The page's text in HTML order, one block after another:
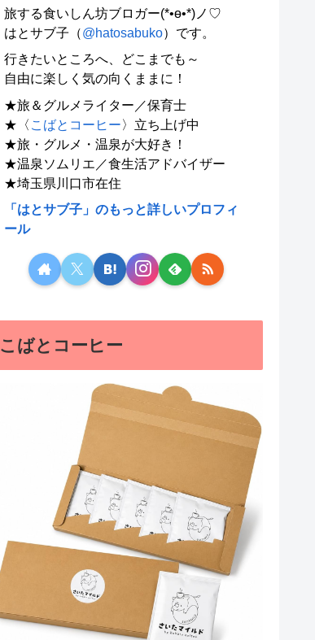
旅する食いしん坊ブロガー(*•ө•*)ノ♡
はとサブ子（@hatosabuko）です。
行きたいところへ、どこまでも～
自由に楽しく気の向くままに！
★旅＆グルメライター／保育士
★〈 こばとコーヒー〉立ち上げ中
★旅・グルメ・温泉が大好き！
★温泉ソムリエ／食生活アドバイザー
★埼玉県川口市在住
「はとサブ子」のもっと詳しいプロフィ
ール
こばとコーヒー